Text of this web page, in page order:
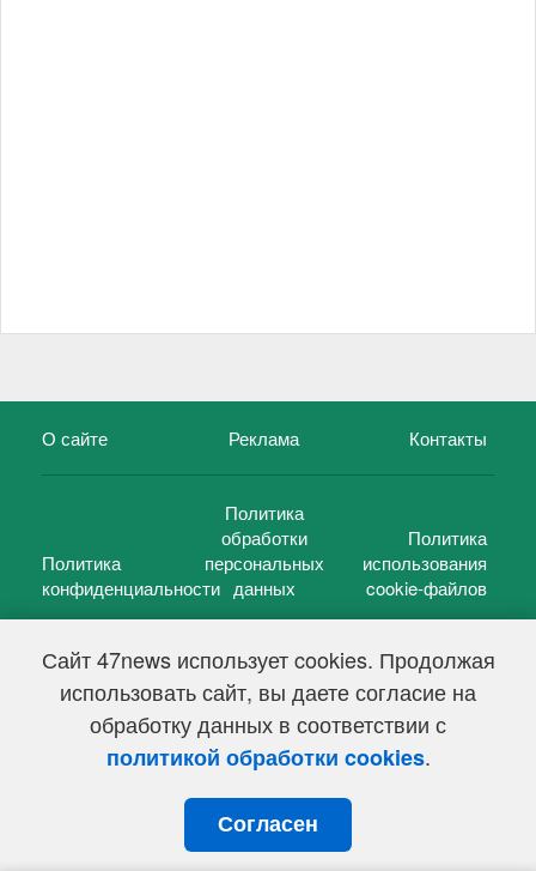
Сайт 47news использует cookies. Продолжая
использовать сайт, вы даете согласие на
обработку данных в соответствии с
политикой обработки cookies.
Согласен
О сайте Реклама Контакты
Политика
конфиденциальности
Политика
обработки
персональных
данных
Политика
использования
cookie-файлов
47 новостей (47 news)2005 — 2026 г.
Свидетельство о регистрации СМИ Эл № ФС 77-39848, выдано
Федеральной службой по надзору в сфере связи,
информационных технологий и массовых коммуникаций